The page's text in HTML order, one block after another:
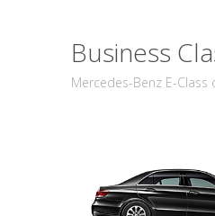
Business
Mercedes-Benz E-Class